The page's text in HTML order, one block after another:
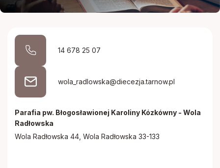
14 678 25 07
wola_radlowska@diecezja.tarnow.pl
Parafia pw. Błogosławionej Karoliny Kózkówny - Wola
Radłowska
Wola Radłowska 44, Wola Radłowska 33-133